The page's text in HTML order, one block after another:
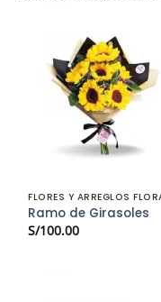
Ramo de Girasoles
S/100.00